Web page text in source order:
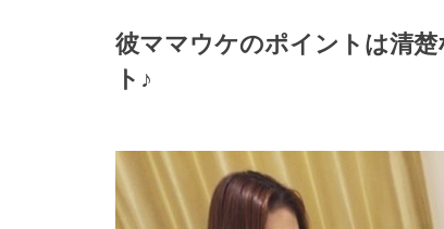
彼ママウケのポイントは清
ト♪